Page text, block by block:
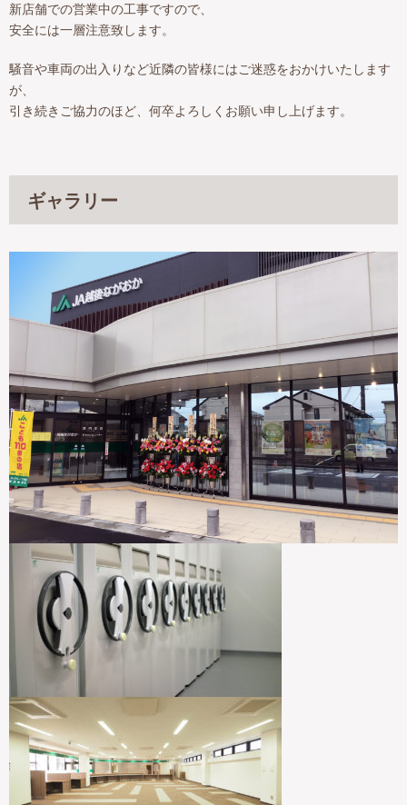
新店舗での営業中の工事ですので、
安全には一層注意致します。
騒音や車両の出入りなど近隣の皆様にはご迷惑をおかけいたします
が、
引き続きご協力のほど、何卒よろしくお願い申し上げます。
ギャラリー